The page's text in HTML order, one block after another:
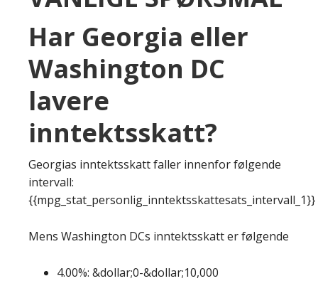
Har Georgia eller
Washington DC
lavere
inntektsskatt?
Georgias inntektsskatt faller innenfor følgende
intervall:
{{mpg_stat_personlig_inntektsskattesats_intervall_1}}
Mens Washington DCs inntektsskatt er følgende
4.00%: &dollar;0-&dollar;10,000